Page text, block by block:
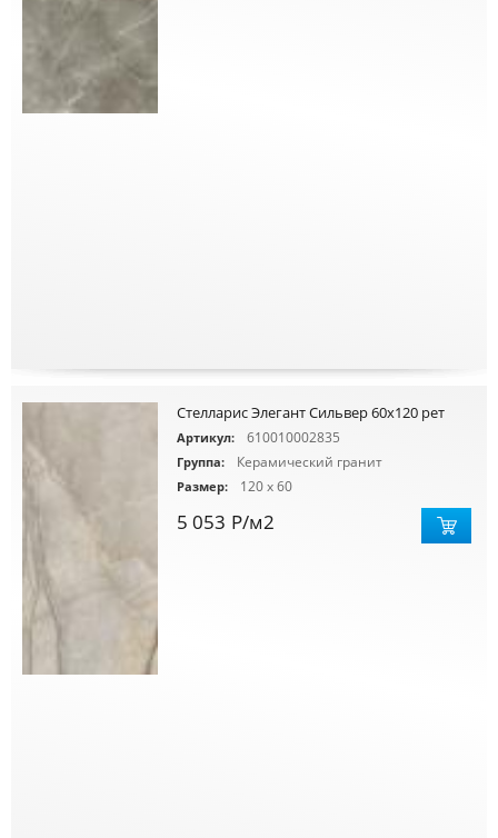
Стелларис Элегант Сильвер 60х120 рет
Артикул: 610010002835
Группа: Керамический гранит
Размер: 120 x 60
5 053 Р/м2